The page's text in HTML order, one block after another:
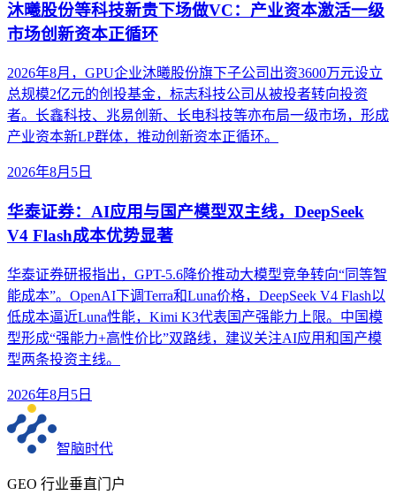
沐曦股份等科技新贵下场做VC：产业资本激活一级
市场创新资本正循环
2026年8月，GPU企业沐曦股份旗下子公司出资3600万元设立
总规模2亿元的创投基金，标志科技公司从被投者转向投资
者。长鑫科技、兆易创新、长电科技等亦布局一级市场，形成
产业资本新LP群体，推动创新资本正循环。
2026年8月5日
华泰证券：AI应用与国产模型双主线，DeepSeek
V4 Flash成本优势显著
华泰证券研报指出，GPT-5.6降价推动大模型竞争转向“同等智
能成本”。OpenAI下调Terra和Luna价格，DeepSeek V4 Flash以
低成本逼近Luna性能，Kimi K3代表国产强能力上限。中国模
型形成“强能力+高性价比”双路线，建议关注AI应用和国产模
型两条投资主线。
2026年8月5日
智脑时代
GEO 行业垂直门户